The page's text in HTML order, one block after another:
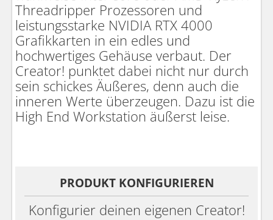
Threadripper Prozessoren und
leistungsstarke NVIDIA RTX 4000
Grafikkarten in ein edles und
hochwertiges Gehäuse verbaut. Der
Creator! punktet dabei nicht nur durch
sein schickes Äußeres, denn auch die
inneren Werte überzeugen. Dazu ist die
High End Workstation äußerst leise.
PRODUKT KONFIGURIEREN
Konfigurier deinen eigenen Creator!